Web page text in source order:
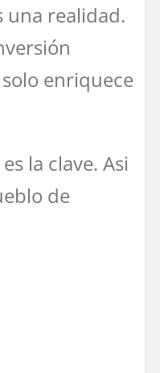
una realidad.
enriquece
la clave. Asi
de